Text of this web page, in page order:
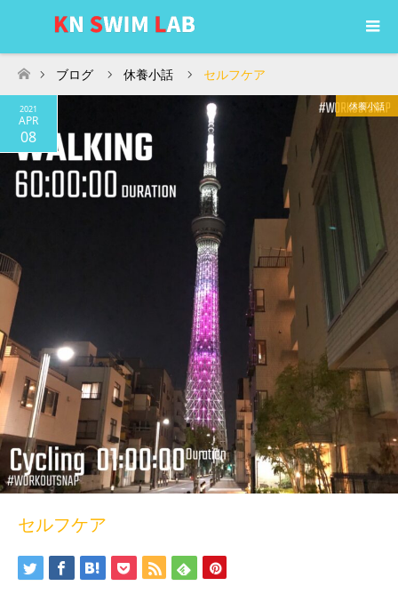
ホーム
ブログ 休養小話 セルフケア
2021
APR
08
休養小話
セルフケア